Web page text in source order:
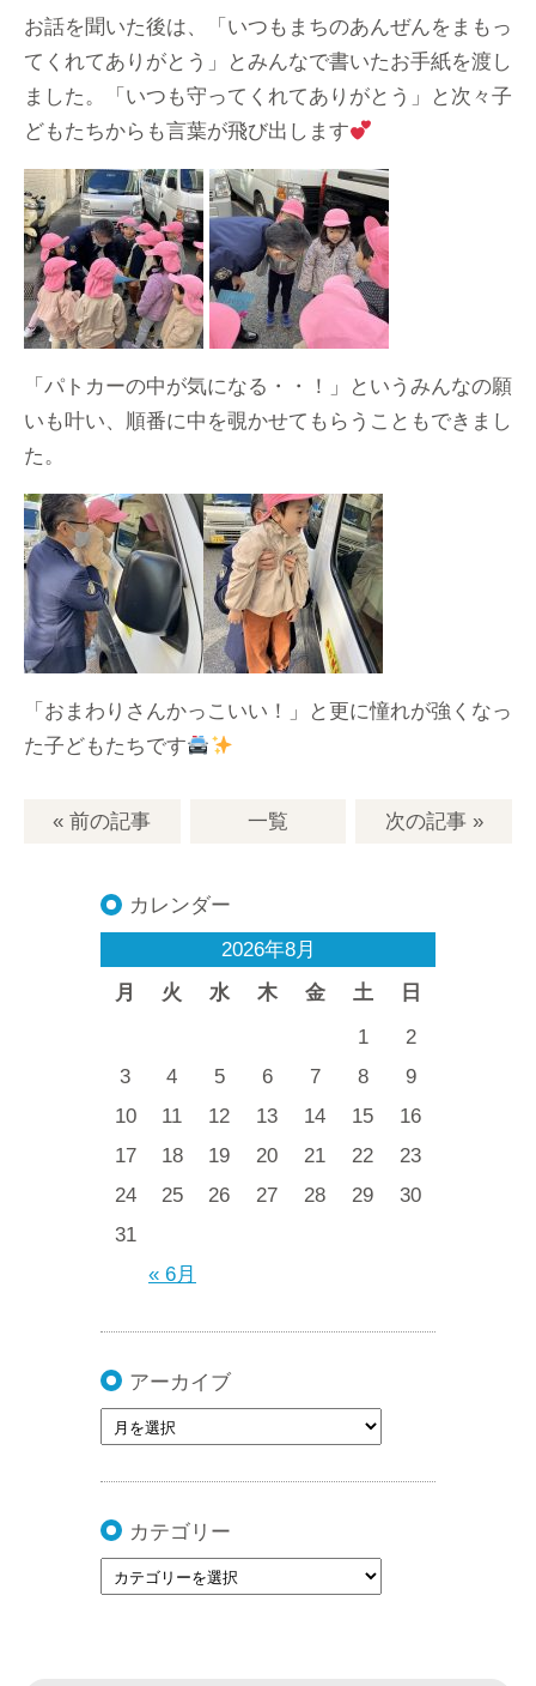
お話を聞いた後は、「いつもまちのあんぜんをまもっ
てくれてありがとう」とみんなで書いたお手紙を渡し
ました。「いつも守ってくれてありがとう」と次々子
どもたちからも言葉が飛び出します
「パトカーの中が気になる・・！」というみんなの願
いも叶い、順番に中を覗かせてもらうこともできまし
た。
「おまわりさんかっこいい！」と更に憧れが強くなっ
た子どもたちです
« 前の記事 一覧 次の記事»
カレンダー
2026年8月
月
火 水 木 金 土 日
« 6月
1
2
3
4 5 6 7 8
9
10
11 12 13 14 15
16
17
18 19 20 21 22
23
24
25 26 27 28 29
30
31
アーカイブ
カテゴリー